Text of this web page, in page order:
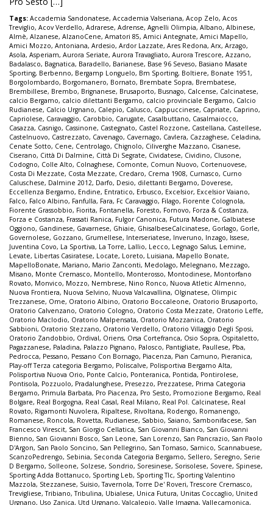
Tags: Accademia Sandonatese, Accademia Valseriana, Acop Zelo, Acos
Treviglio, Acov Verdello, Adrarese, Adrense, Agnelli Olimpia, Albano, Albinese,
Almè, Alzanese, AlzanoCene, Amatori 85, Amici Antegnate, Amici Mapello,
Amici Mozzo, Antoniana, Ardesio, Ardor Lazzate, Ares Redona, Arx, Arzago,
Asola, Asperiam, Aurora Seriate, Aurora Travagliato, Aurora Trescore, Azzano,
Badalasco, Bagnatica, Baradello, Barianese, Base 96 Seveso, Basiano Masate
Sporting, Berbenno, Bergamp Longuelo, Bm Sporting, Boltiere, Bonate 1951,
Borgolombardo, Borgomanero, Bornato, Brembate Sopra, Brembatese,
Brembillese, Brembo, Brignanese, Brusaporto, Busnago, Calcense, Calcinatese,
calcio Bergamo, calcio dilettanti Bergamo, calcio provinciale Bergamo, Calcio
Rudianese, Calcio Urgnano, Calepio, Calusco, Cappuccinese, Capriate, Caprino,
Capriolese, Caravaggio, Carobbio, Carugate, Casalbuttano, Casalmaiocco,
Casazza, Casnigo, Cassinone, Castegnato, Castel Rozzone, Castellana, Castellese,
Castelnuovo, Castrezzato, Cavenago, Cavernago, Cavlera, Cazzaghese, Celadina,
Cenate Sotto, Cene, Centrolago, Chignolo, Ciliverghe Mazzano, Cisanese,
Ciserano, Città Di Dalmine, Città Di Segrate, Cividatese, Cividino, Clusone,
Codogno, Colle Alto, Colnaghese, Comonte, Comun Nuovo, Cortenuovese,
Costa Di Mezzate, Costa Mezzate, Credaro, Crema 1908, Curnasco, Curno
Caluschese, Dalmine 2012, Darfo, Desio, dilettanti Bergamo, Doverese,
Eccellenza Bergamo, Endine, Entratico, Erbusco, Excelsior, Excelsior Vaiano,
Falco, Falco Albino, Fanfulla, Fara, Fc Caravaggio, Filago, Fiorente Colognola,
Fiorente Grassobbio, Fiorita, Fontanella, Foresto, Fornovo, Forza & Costanza,
Forza e Costanza, Frassati Ranica, Fulgor Canonica, Futura Madone, Galbiatese
Oggiono, Gandinese, Gavarnese, Ghiaie, GhisalbeseCalcinatese, Gorlago, Gorle,
Governolese, Gozzano, Grumellese, Interseriatese, Inveruno, Inzago, Issese,
Juventina Covo, La Sportiva, La Torre, Lallio, Lecco, Legnago Salus, Lemine,
Levate, Libertas Casiratese, Locate, Loreto, Luisiana, Mapello Bonate,
MapelloBonate, Mariano, Mario Zanconti, Medolago, Melegnano, Mezzago,
Misano, Monte Cremasco, Montello, Monterosso, Montodinese, Montorfano
Rovato, Monvico, Mozzo, Nembrese, Nino Ronco, Nuova Atletic Almenno,
Nuova Frontiera, Nuova Selvino, Nuova Valcavallina, Olginatese, Olimpic
Trezzanese, Ome, Oratorio Albino, Oratorio Boccaleone, Oratorio Brusaporto,
Oratorio Calvenzano, Oratorio Cologno, Oratorio Costa Mezzate, Oratorio Leffe,
Oratorio Maclodio, Oratorio Malpensata, Oratorio Mozzanica, Oratorio
Sabbioni, Oratorio Stezzano, Oratorio Verdello, Oratorio Villaggio Degli Sposi,
Oratorio Zandobbio, Ordival, Oriens, Orsa Cortefranca, Osio Sopra, Ospitaletto,
Pagazzanese, Paladina, Palazzo Pignano, Palosco, Pantigliate, Paullese, Pba,
Pedrocca, Pessano, Pessano Con Bornago, Piacenza, Pian Camuno, Pieranica,
Play-off Terza categoria Bergamo, Poliscalve, Polisportiva Bergamo Alta,
Polisportiva Nuova Orio, Ponte Calcio, Ponteranica, Pontida, Pontirolese,
Pontisola, Pozzuolo, Pradalunghese, Presezzo, Prezzatese, Prima Categoria
Bergamo, Primula Barbata, Pro Piacenza, Pro Sesto, Promozione Bergamo, Real
Bolgare, Real Borgogna, Real Casal, Real Milano, Real Pol. Calcinatese, Real
Rovato, Rigamonti Nuvolera, Ripaltese, Rivoltana, Rodengo, Romanengo,
Romanese, Roncola, Rovetta, Rudianese, Sabbio, Saiano, Sambonifacese, San
Francesco Virescit, San Giorgio Cellatica, San Giovanni Bianco, San Giovanni
Bienno, San Giovanni Bosco, San Leone, San Lorenzo, San Pancrazio, San Paolo
D'Argon, San Paolo Soncino, San Pellegrino, San Tomaso, Sarnico, Scannabuese,
ScanzoPedrengo, Sebinia, Seconda Categoria Bergamo, Sellero, Seregno, Serie
D Bergamo, Solleone, Solzese, Sondrio, Soresinese, Sorisolese, Sovere, Spinese,
Sporting Adda Bottanuco, Sporting Leb, Sporting Tlc, Sporting Valentino
Mazzola, Stezzanese, Suisio,Tavernola,Torre De' Roveri,Trescore Cremasco,
Trevigliese,Tribiano,Tribulina, Ubialese, Unica Futura, Unitas Coccaglio, United
Urgnano, Uso Zanica, Utd Urgnano, Valcalepio, Valle Imagna, Vallecamonica,